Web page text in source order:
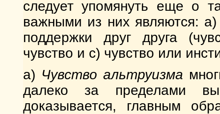
следует упомянуть еще о
важными из них являются: a)
поддержки друг друга
чувство и c) чувство или
а) Чувство альтруизма
далеко за пределами
доказывается, главным